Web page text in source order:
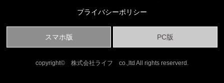
プライバシーポリシー
スマホ版 PC版
copyright© 株式会社ライフ co.,ltd All rights reserverd.